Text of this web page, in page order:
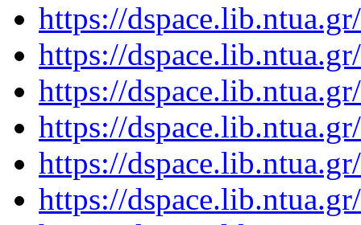
https://
https://
https://
https://
https://
https://